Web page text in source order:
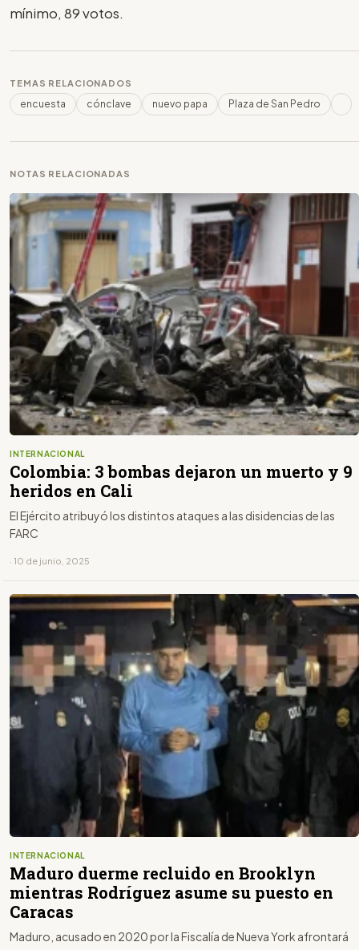
mínimo, 89 votos.
TEMAS RELACIONADOS
encuesta cónclave nuevo papa Plaza de San Pedro
NOTAS RELACIONADAS
INTERNACIONAL
Colombia: 3 bombas dejaron un muerto y 9
heridos en Cali
El Ejército atribuyó los distintos ataques a las disidencias de las
FARC
· 10 de junio, 2025
INTERNACIONAL
Maduro duerme recluido en Brooklyn
mientras Rodríguez asume su puesto en
Caracas
Maduro, acusado en 2020 por la Fiscalía de Nueva York afrontará